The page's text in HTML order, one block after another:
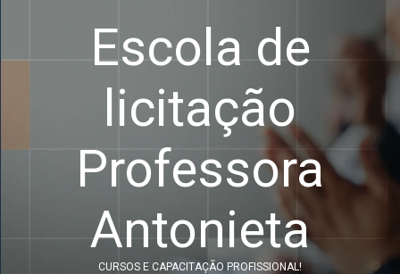
Escola de
licitação
Professora
Antonieta
CURSOS E CAPACITAÇÃO PROFISSIONAL!